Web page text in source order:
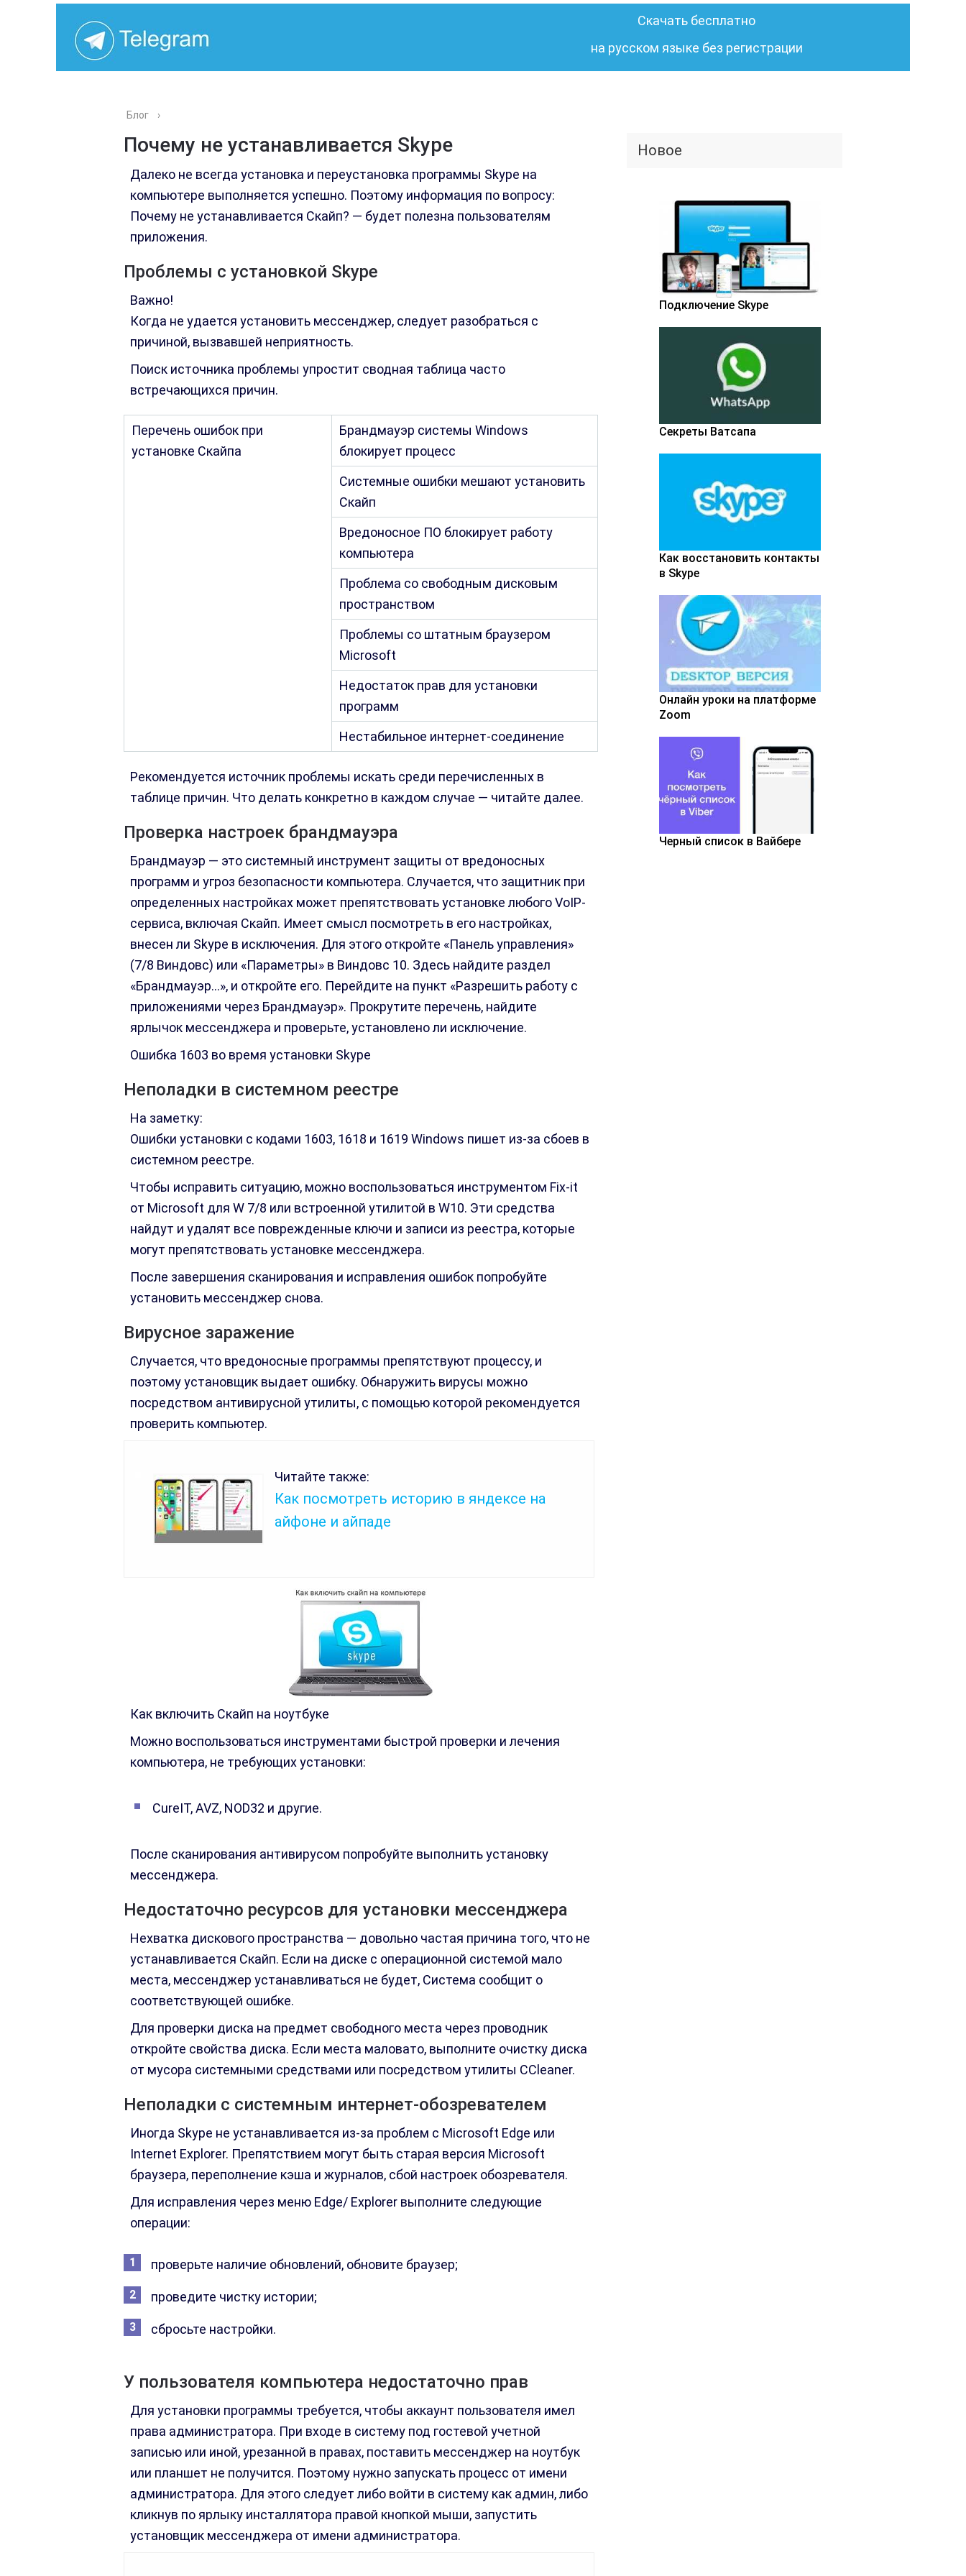
Скачать бесплатно
на русском языке без регистрации
Блог ›
Почему не устанавливается Skype
Далеко не всегда установка и переустановка программы Skype на
компьютере выполняется успешно. Поэтому информация по вопросу:
Почему не устанавливается Скайп? — будет полезна пользователям
приложения.
Проблемы с установкой Skype
Важно!
Когда не удается установить мессенджер, следует разобраться с
причиной, вызвавшей неприятность.
Поиск источника проблемы упростит сводная таблица часто
встречающихся причин.
Перечень ошибок при
установке Скайпа
Брандмауэр системы Windows
блокирует процесс
Системные ошибки мешают установить
Скайп
Вредоносное ПО блокирует работу
компьютера
Проблема со свободным дисковым
пространством
Проблемы со штатным браузером
Microsoft
Недостаток прав для установки
программ
Нестабильное интернет-соединение
Рекомендуется источник проблемы искать среди перечисленных в
таблице причин. Что делать конкретно в каждом случае — читайте далее.
Проверка настроек брандмауэра
Брандмауэр — это системный инструмент защиты от вредоносных
программ и угроз безопасности компьютера. Случается, что защитник при
определенных настройках может препятствовать установке любого VoIP-
сервиса, включая Скайп. Имеет смысл посмотреть в его настройках,
внесен ли Skype в исключения. Для этого откройте «Панель управления»
(7/8 Виндовс) или «Параметры» в Виндовс 10. Здесь найдите раздел
«Брандмауэр…», и откройте его. Перейдите на пункт «Разрешить работу с
приложениями через Брандмауэр». Прокрутите перечень, найдите
ярлычок мессенджера и проверьте, установлено ли исключение.
Ошибка 1603 во время установки Skype
Неполадки в системном реестре
На заметку:
Ошибки установки с кодами 1603, 1618 и 1619 Windows пишет из-за сбоев в
системном реестре.
Чтобы исправить ситуацию, можно воспользоваться инструментом Fix-it
от Microsoft для W 7/8 или встроенной утилитой в W10. Эти средства
найдут и удалят все поврежденные ключи и записи из реестра, которые
могут препятствовать установке мессенджера.
После завершения сканирования и исправления ошибок попробуйте
установить мессенджер снова.
Вирусное заражение
Случается, что вредоносные программы препятствуют процессу, и
поэтому установщик выдает ошибку. Обнаружить вирусы можно
посредством антивирусной утилиты, с помощью которой рекомендуется
проверить компьютер.
Читайте также:
Как посмотреть историю в яндексе на
айфоне и айпаде
Как включить Скайп на ноутбуке
Можно воспользоваться инструментами быстрой проверки и лечения
компьютера, не требующих установки:
CureIT, AVZ, NOD32 и другие.
После сканирования антивирусом попробуйте выполнить установку
мессенджера.
Недостаточно ресурсов для установки мессенджера
Нехватка дискового пространства — довольно частая причина того, что не
устанавливается Скайп. Если на диске с операционной системой мало
места, мессенджер устанавливаться не будет, Система сообщит о
соответствующей ошибке.
Для проверки диска на предмет свободного места через проводник
откройте свойства диска. Если места маловато, выполните очистку диска
от мусора системными средствами или посредством утилиты CCleaner.
Неполадки с системным интернет-обозревателем
Иногда Skype не устанавливается из-за проблем с Microsoft Edge или
Internet Explorer. Препятствием могут быть старая версия Microsoft
браузера, переполнение кэша и журналов, сбой настроек обозревателя.
Для исправления через меню Edge/ Explorer выполните следующие
операции:
проверьте наличие обновлений, обновите браузер;
проведите чистку истории;
сбросьте настройки.
У пользователя компьютера недостаточно прав
Для установки программы требуется, чтобы аккаунт пользователя имел
права администратора. При входе в систему под гостевой учетной
записью или иной, урезанной в правах, поставить мессенджер на ноутбук
или планшет не получится. Поэтому нужно запускать процесс от имени
администратора. Для этого следует либо войти в систему как админ, либо
кликнув по ярлыку инсталлятора правой кнопкой мыши, запустить
установщик мессенджера от имени администратора.
Новое
Подключение Skype
Секреты Ватсапа
Как восстановить контакты
в Skype
Онлайн уроки на платформе
Zoom
Черный список в Вайбере